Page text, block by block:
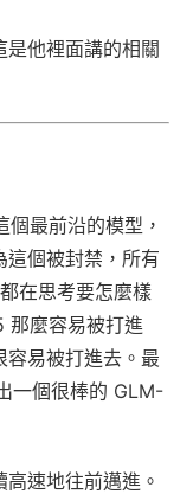
是他裡面講的相關
最前沿的模型，
這個被封禁，所有
在思考要怎麼樣
那麼容易被打進
容易被打進去。最
一個很棒的 GLM-
速地往前邁進。